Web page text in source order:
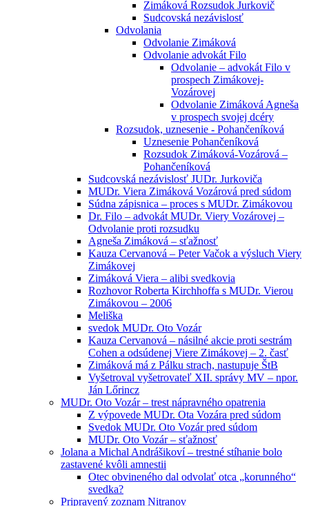
Zimáková Rozsudok Jurkovič
Sudcovská nezávislosť
Odvolania
Odvolanie Zimáková
Odvolanie advokát Filo
Odvolanie – advokát Filo v
prospech Zimákovej-
Vozárovej
Odvolanie Zimáková Agneša
v prospech svojej dcéry
Rozsudok, uznesenie - Pohančeníková
Uznesenie Pohančeníková
Rozsudok Zimáková-Vozárová –
Pohančeníková
Sudcovská nezávislosť JUDr. Jurkoviča
MUDr. Viera Zimáková Vozárová pred súdom
Súdna zápisnica – proces s MUDr. Zimákovou
Dr. Filo – advokát MUDr. Viery Vozárovej –
Odvolanie proti rozsudku
Agneša Zimáková – sťažnosť
Kauza Cervanová – Peter Vačok a výsluch Viery
Zimákovej
Zimáková Viera – alibi svedkovia
Rozhovor Roberta Kirchhoffa s MUDr. Vierou
Zimákovou – 2006
Meliška
svedok MUDr. Oto Vozár
Kauza Cervanová – násilné akcie proti sestrám
Cohen a odsúdenej Viere Zimákovej – 2. časť
Zimáková má z Pálku strach, nastupuje ŠtB
Vyšetroval vyšetrovateľ XII. správy MV – npor.
Ján Lőrincz
MUDr. Oto Vozár – trest nápravného opatrenia
Z výpovede MUDr. Ota Vozára pred súdom
Svedok MUDr. Oto Vozár pred súdom
MUDr. Oto Vozár – sťažnosť
Jolana a Michal Andrášikoví – trestné stíhanie bolo
zastavené kvôli amnestii
Otec obvineného dal odvolať otca „korunného“
svedka?
Pripravený zoznam Nitranov